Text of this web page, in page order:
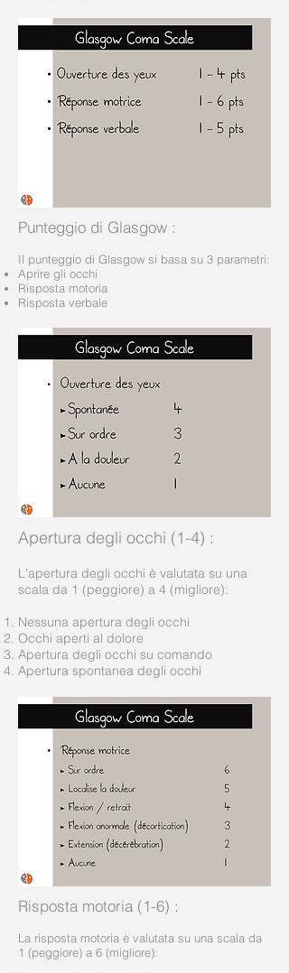
Punteggio di Glasgow :
Il punteggio di Glasgow si basa su 3 parametri:
Aprire gli occhi
Risposta motoria
Risposta verbale
Apertura degli occhi (1-4) :
L'apertura degli occhi è valutata su una
scala da 1 (peggiore) a 4 (migliore):
Nessuna apertura degli occhi
Occhi aperti al dolore
Apertura degli occhi su comando
Apertura spontanea degli occhi
Risposta motoria (1-6) :
La risposta motoria è valutata su una scala da
1 (peggiore) a 6 (migliore):